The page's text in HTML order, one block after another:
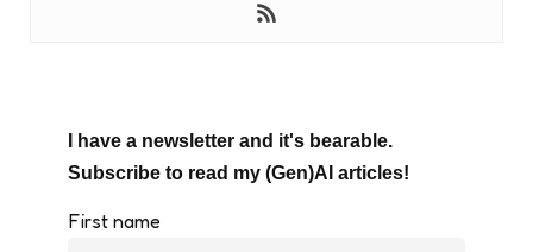
I have a newsletter and it's bearable.
Subscribe to read my (Gen)AI articles!
First name